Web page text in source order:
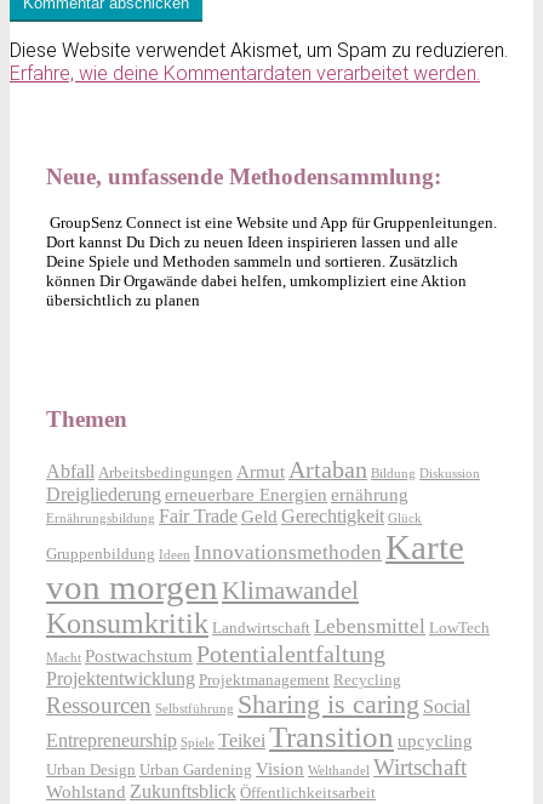
Diese Website verwendet Akismet, um Spam zu reduzieren.
Erfahre, wie deine Kommentardaten verarbeitet werden.
Neue, umfassende Methodensammlung:
GroupSenz Connect ist eine Website und App für Gruppenleitungen.
Dort kannst Du Dich zu neuen Ideen inspirieren lassen und alle
Deine Spiele und Methoden sammeln und sortieren. Zusätzlich
können Dir Orgawände dabei helfen, umkompliziert eine Aktion
übersichtlich zu planen
Themen
Abfall Arbeitsbedingungen Armut Artaban Bildung Diskussion
Dreigliederung erneuerbare Energien ernährung
Ernährungsbildung Fair TradeGeld Gerechtigkeit Glück
Gruppenbildung Ideen Innovationsmethoden Karte
von morgen Klimawandel
Konsumkritik Landwirtschaft Lebensmittel LowTech
Macht Postwachstum Potentialentfaltung
Projektentwicklung Projektmanagement Recycling
Ressourcen Selbstführung Sharing is caring Social
Entrepreneurship Spiele Teikei Transition upcycling
Urban Design Urban Gardening Vision Welthandel Wirtschaft
Wohlstand Zukunftsblick Öffentlichkeitsarbeit